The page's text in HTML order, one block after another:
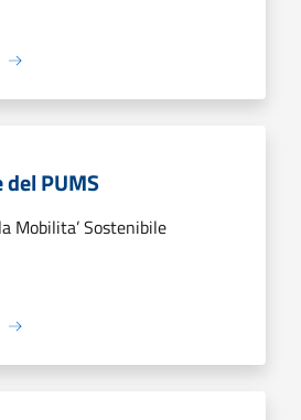
PUMS
Mobilita’ Sostenibile